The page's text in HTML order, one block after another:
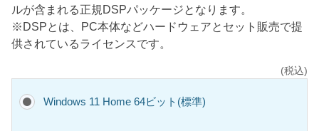
ルが含まれる正規DSPパッケージとなります。
※DSPとは、PC本体などハードウェアとセット販売で提
供されているライセンスです。
(税込)
Windows 11 Home 64ビット(標準)